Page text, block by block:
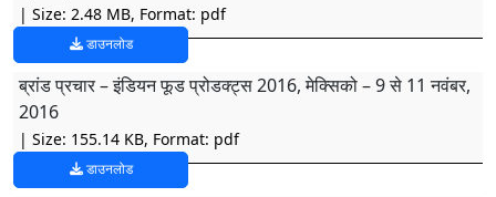
| Size: 2.48 MB, Format: pdf
डाउनलोड
ब्रांड प्रचार – इंडियन फूड प्रोडक्ट्स 2016, मेक्सिको – 9 से 11 नवंबर,
2016
| Size: 155.14 KB, Format: pdf
डाउनलोड